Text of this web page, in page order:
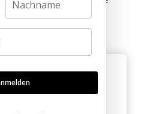
17. Februar 2009